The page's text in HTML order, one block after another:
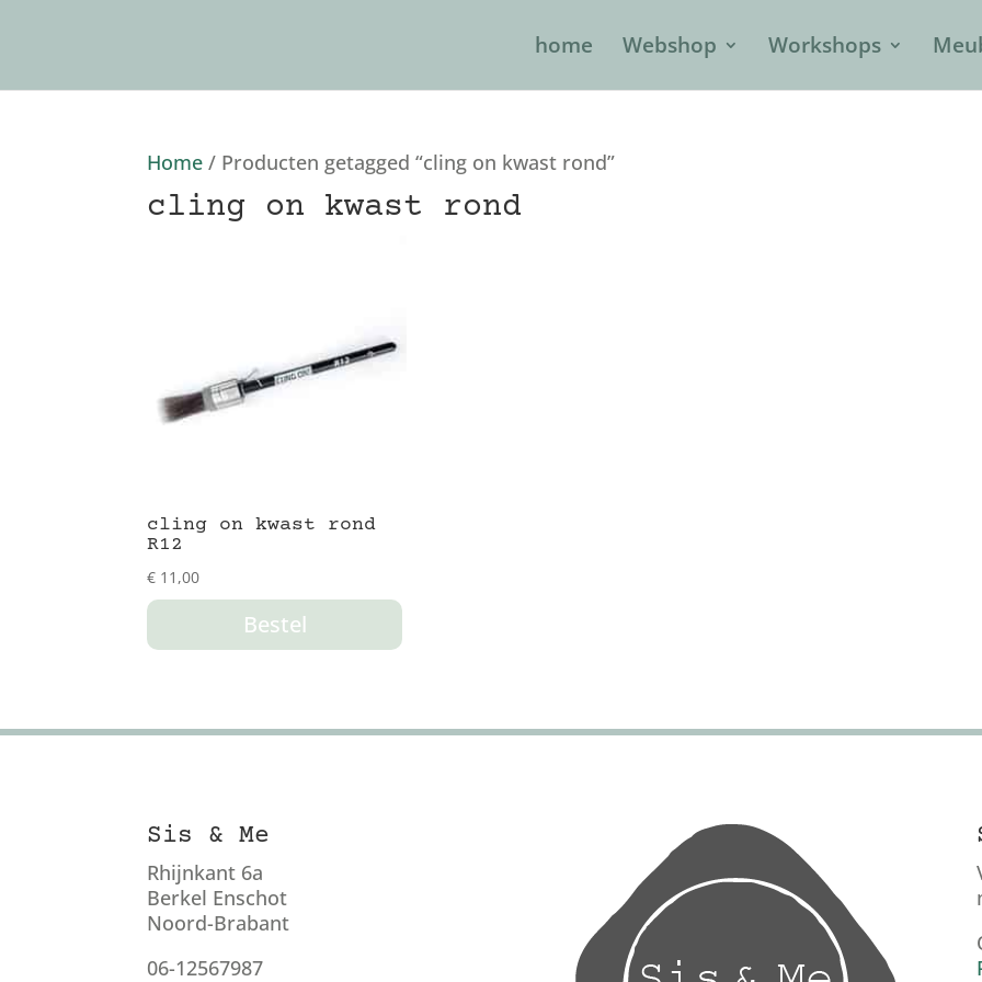
home Webshop Workshops
Home / Producten getagged “cling on kwast rond”
cling on kwast rond
cling on kwast rond
R12
€ 11,00
Bestel
Sis & Me
Rhijnkant 6a
Berkel Enschot
Noord-Brabant
06-12567987